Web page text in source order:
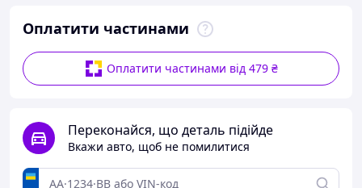
Оплатити частинами
Оплатити частинами від 479 ₴
Переконайся, що деталь підійде
Вкажи авто, щоб не помилитися